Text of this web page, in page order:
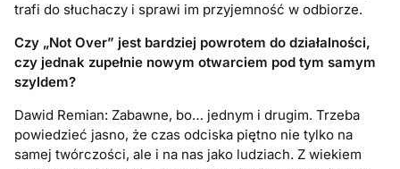
trafi do słuchaczy i sprawi im przyjemność w odbiorze.
Czy „Not Over” jest bardziej powrotem do działalności,
czy jednak zupełnie nowym otwarciem pod tym samym
szyldem?
Dawid Remian: Zabawne, bo… jednym i drugim. Trzeba
powiedzieć jasno, że czas odciska piętno nie tylko na
samej twórczości, ale i na nas jako ludziach. Z wiekiem